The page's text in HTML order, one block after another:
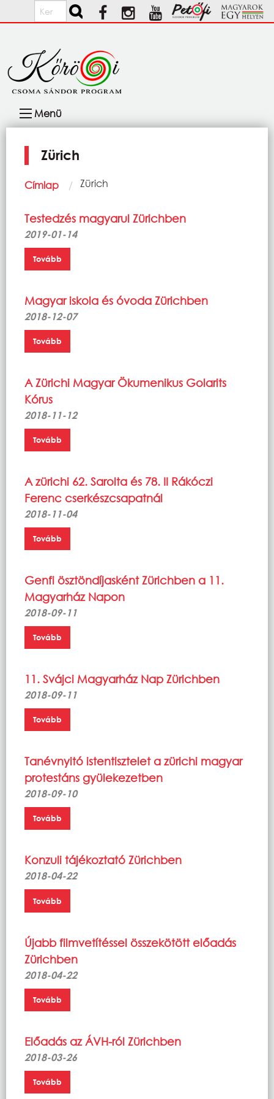
Ugrás a tartalomra
Keresés
navigáció
Menü
Zürich
Morzsa
Címlap Current:
Zürich
Testedzés magyarul Zürichben
2019-01-14
Tovább
Magyar iskola és óvoda Zürichben
2018-12-07
Tovább
A Zürichi Magyar Ökumenikus Golarits
Kórus
2018-11-12
Tovább
A zürichi 62. Sarolta és 78. II Rákóczi
Ferenc cserkészcsapatnál
2018-11-04
Tovább
Genfi ösztöndíjasként Zürichben a 11.
Magyarház Napon
2018-09-11
Tovább
11. Svájci Magyarház Nap Zürichben
2018-09-11
Tovább
Tanévnyitó istentisztelet a zürichi magyar
protestáns gyülekezetben
2018-09-10
Tovább
Konzuli tájékoztató Zürichben
2018-04-22
Tovább
Újabb filmvetítéssel összekötött előadás
Zürichben
2018-04-22
Tovább
Előadás az ÁVH-ról Zürichben
2018-03-26
Tovább